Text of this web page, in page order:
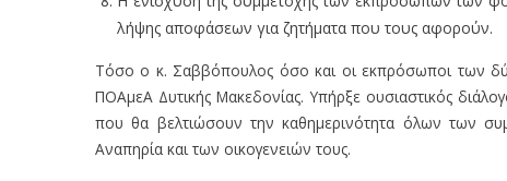
λήψης αποφάσεων για ζητήματα που τους αφορούν.
Τόσο ο κ. Σαββόπουλος όσο και οι εκπρόσωποι των
ΠΟΑμεΑ Δυτικής Μακεδονίας. Υπήρξε ουσιαστικός
που θα βελτιώσουν την καθημερινότητα όλων των
Αναπηρία και των οικογενειών τους.